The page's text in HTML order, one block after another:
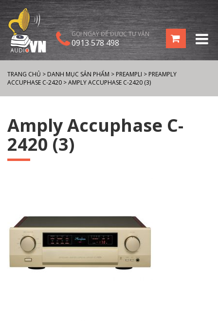
GỌI NGAY ĐỂ ĐƯỢC TƯ VẤN
0913 578 498
TRANG CHỦ > DANH MỤC SẢN PHẨM > PREAMPLI > PREAMPLY
ACCUPHASE C-2420 >AMPLY ACCUPHASE C-2420 (3)
Amply Accuphase C-
2420 (3)